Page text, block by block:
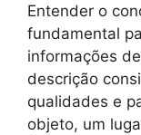
Entender o
fundamental
informações
descrição
qualidades e
objeto, um